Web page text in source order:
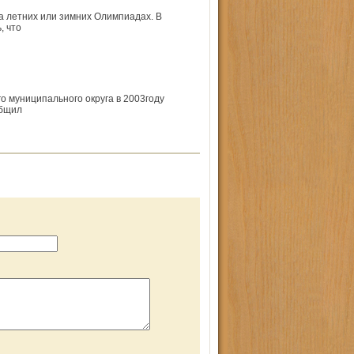
летних или зимних Олимпиадах. В
что
округа в 2003году